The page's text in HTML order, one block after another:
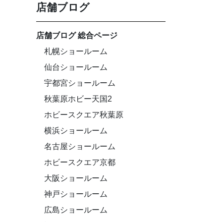
店舗ブログ
店舗ブログ 総合ページ
札幌ショールーム
仙台ショールーム
宇都宮ショールーム
秋葉原ホビー天国2
ホビースクエア秋葉原
横浜ショールーム
名古屋ショールーム
ホビースクエア京都
大阪ショールーム
神戸ショールーム
広島ショールーム